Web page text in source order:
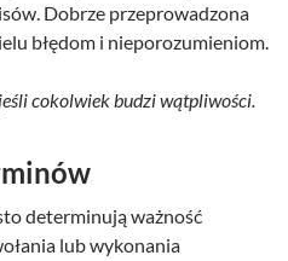
Dobrze przeprowadzona
błędom i nieporozumieniom.
cokolwiek budzi wątpliwości.
determinują ważność
lub wykonania